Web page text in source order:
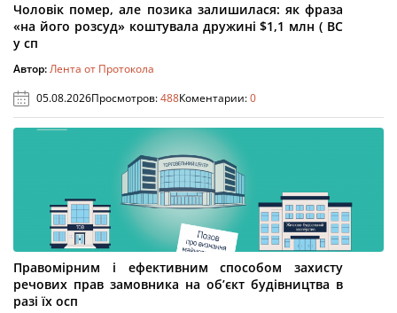
Чоловік помер, але позика залишилася: як фраза
«на його розсуд» коштувала дружині $1,1 млн ( ВС
у сп
Автор:Лента от Протокола
05.08.2026Просмотров:488Коментарии:0
Правомірним і ефективним способом захисту
речових прав замовника на об’єкт будівництва в
разі їх осп